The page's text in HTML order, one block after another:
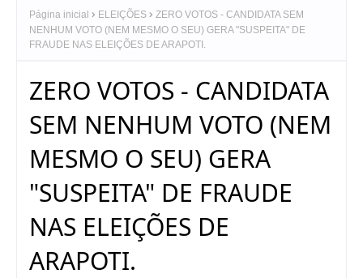
Página inicial ELEIÇÕES
ZERO VOTOS - CANDIDATA SEM
NENHUM VOTO (NEM MESMO O SEU) GERA "SUSPEITA" DE
FRAUDE NAS ELEIÇÕES DE ARAPOTI.
ZERO VOTOS - CANDIDATA
SEM NENHUM VOTO (NEM
MESMO O SEU) GERA
"SUSPEITA" DE FRAUDE
NAS ELEIÇÕES DE
ARAPOTI.